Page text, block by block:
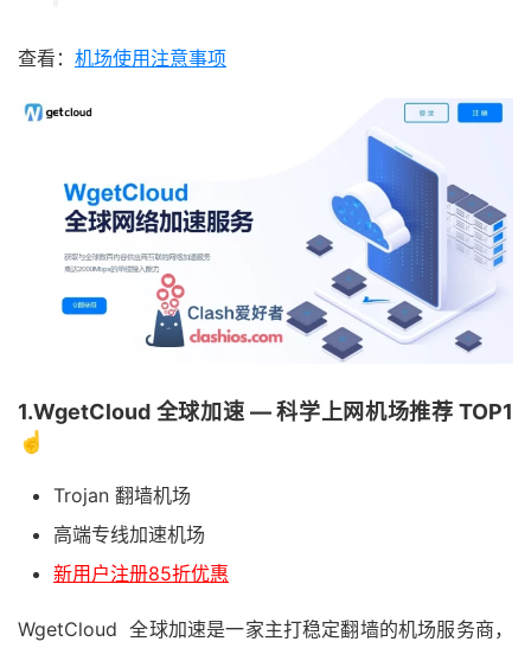
查看： 机场使用注意事项
1.WgetCloud 全球加速 — 科学上网机场推荐 TOP1
☝️
Trojan 翻墙机场
高端专线加速机场
新用户注册85折优惠
WgetCloud 全球加速是一家主打稳定翻墙的机场服务商，